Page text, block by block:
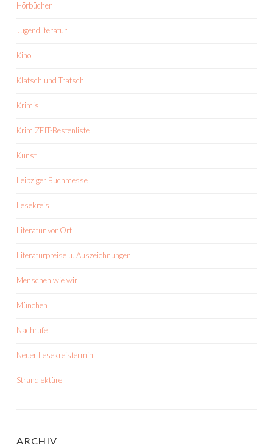
Hörbücher
Jugendliteratur
Kino
Klatsch und Tratsch
Krimis
KrimiZEIT-Bestenliste
Kunst
Leipziger Buchmesse
Lesekreis
Literatur vor Ort
Literaturpreise u. Auszeichnungen
Menschen wie wir
München
Nachrufe
Neuer Lesekreistermin
Strandlektüre
ARCHIV